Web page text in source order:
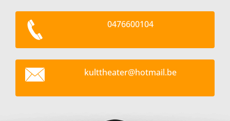
0476600104
kulttheater@hotmail.be